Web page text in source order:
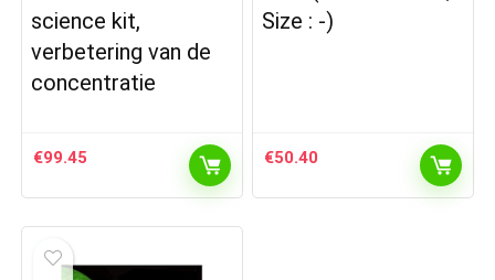
science kit,
verbetering van de
concentratie
€99.45
Size : -)
€50.40